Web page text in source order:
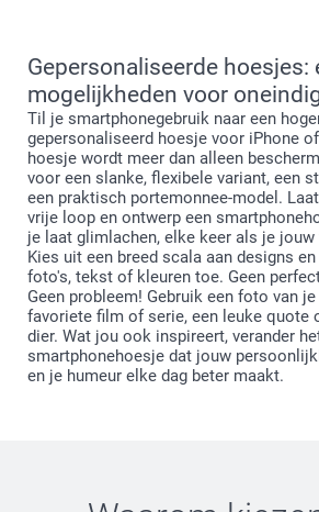
Gepersonaliseerde hoesjes:
mogelijkheden voor
Til je smartphonegebruik naar een
gepersonaliseerd hoesje voor iPhone
hoesje wordt meer dan alleen
voor een slanke, flexibele variant, een
een praktisch portemonnee-model.
vrije loop en ontwerp een
je laat glimlachen, elke keer als je
Kies uit een breed scala aan designs
foto's, tekst of kleuren toe. Geen
Geen probleem! Gebruik een foto van
favoriete film of serie, een leuke quote
dier. Wat jou ook inspireert, verander
smartphonehoesje dat jouw
en je humeur elke dag beter maakt.